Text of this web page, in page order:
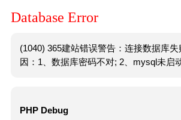
Database Error
(1040) 365建站错误警告：连接数据库
因：1、数据库密码不对; 2、mysql未启动
PHP Debug